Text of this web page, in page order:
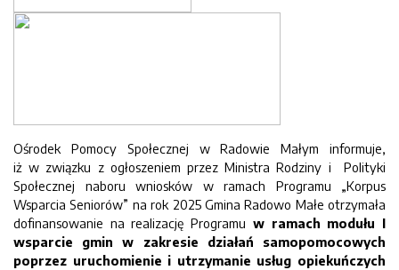
Ośrodek Pomocy Społecznej w Radowie Małym informuje,
iż w związku z ogłoszeniem przez Ministra Rodziny i Polityki
Społecznej naboru wniosków w ramach Programu „Korpus
Wsparcia Seniorów” na rok 2025 Gmina Radowo Małe otrzymała
dofinansowanie na realizację Programu w ramach modułu I
wsparcie gmin w zakresie działań samopomocowych
poprzez uruchomienie i utrzymanie usług opiekuńczych